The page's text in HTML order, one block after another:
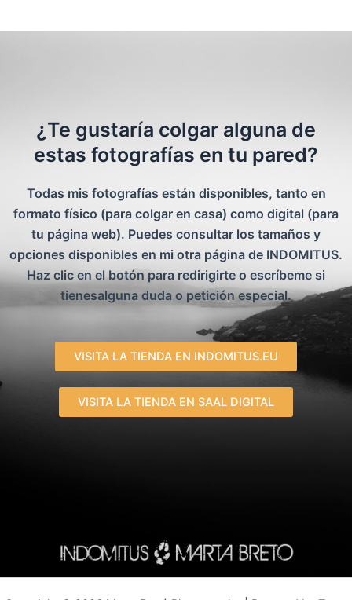
¿Te gustaría colgar alguna de
estas fotografías en tu pared?
Todas mis fotografías están disponibles, tanto en
formato físico (para colgar en casa) como digital (para
tu página web). Puedes consultar los tamaños y
opciones disponibles en mi otra página de INDOMITUS.
Haz clic en el botón para redirigirte o escríbeme si
tienesalguna duda o petición especial.
VISITA LA TIENDA EN INDOMITUS.EU
VISITA LA TIENDA EN SAAL DIGITAL